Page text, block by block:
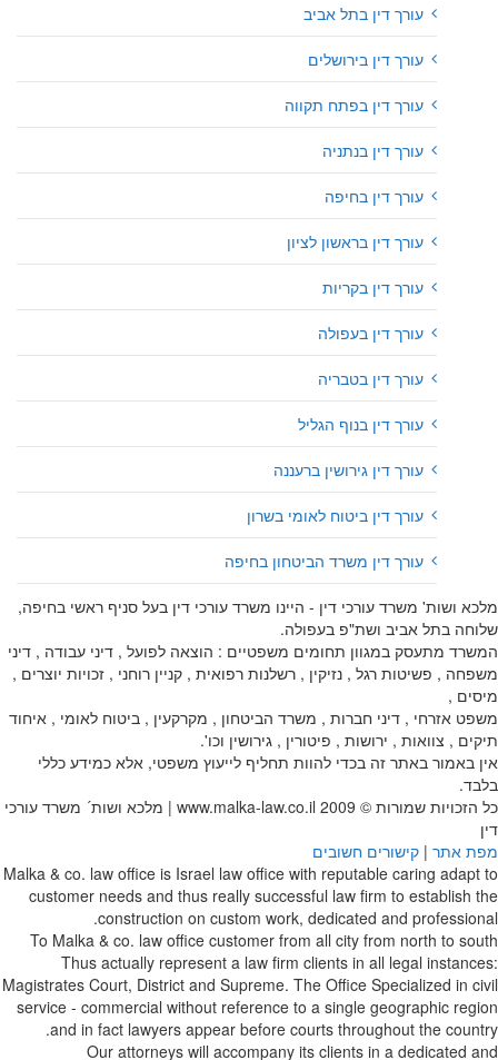
עורך דין בתל אביב
עורך דין בירושלים
עורך דין בפתח תקווה
עורך דין בנתניה
עורך דין בחיפה
עורך דין בראשון לציון
עורך דין בקריות
עורך דין בעפולה
עורך דין בטבריה
עורך דין בנוף הגליל
עורך דין גירושין ברעננה
עורך דין ביטוח לאומי בשרון
עורך דין משרד הביטחון בחיפה
מלכא ושות' משרד עורכי דין - היינו משרד עורכי דין בעל סניף ראשי בחיפה,
שלוחה בתל אביב ושת"פ בעפולה.
המשרד מתעסק במגוון תחומים משפטיים : הוצאה לפועל , דיני עבודה , דיני
משפחה , פשיטות רגל , נזיקין , רשלנות רפואית , קניין רוחני , זכויות יוצרים ,
מיסים ,
משפט אזרחי , דיני חברות , משרד הביטחון , מקרקעין , ביטוח לאומי , איחוד
תיקים , צוואות , ירושות , פיטורין , גירושין וכו'.
אין באמור באתר זה בכדי להוות תחליף לייעוץ משפטי, אלא כמידע כללי
בלבד.
כל הזכויות שמורות © 2009
www.malka-law.co.il | מלכא ושות´ משרד עורכי
דין
מפת אתר | קישורים חשובים
Malka & co. law office is Israel law office with reputable caring adapt to
customer needs and thus really successful law firm to establish the
construction on custom work, dedicated and professional.
To Malka & co. law office customer from all city from north to south
Thus actually represent a law firm clients in all legal instances:
Magistrates Court, District and Supreme. The Office Specialized in civil
service - commercial without reference to a single geographic region
and in fact lawyers appear before courts throughout the country.
Our attorneys will accompany its clients in a dedicated and